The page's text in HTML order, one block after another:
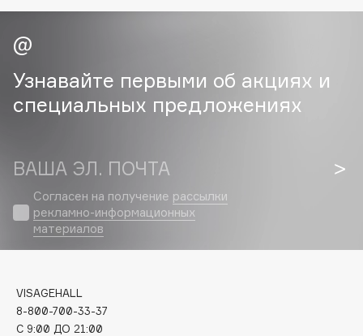
C
Capelli Dorati
Carmex
Catrice
Celimax
Clarette
Clarins
Узнавайте первыми об акциях и
специальных предложениях
ВАША ЭЛ. ПОЧТА
Согласен на получение рассылки
рекламно-информационных
материалов
VISAGEHALL
8-800-700-33-37
C 9:00 ДО 21:00